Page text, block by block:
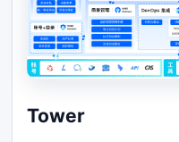
Tower